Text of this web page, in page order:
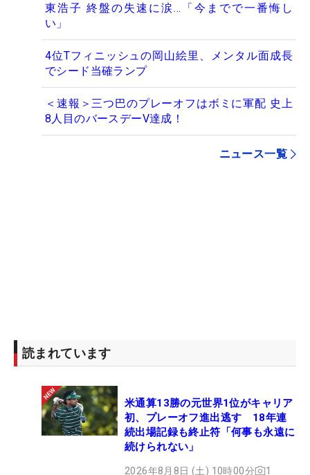
東浩子 終盤の失速に涙…「今までで一番悔し
い」
4位Tフィニッシュの岡山絵里、メンタル面成長
でシード当確ランプ
＜速報＞三つ巴のプレーオフはボミに軍配 史上
8人目のバースデーV達成！
ニュース一覧
読まれています
米通算13勝の元世界1位がキャリア
初、プレーオフ進出逃す 18年連
続出場記録も終止符「何事も永遠に
続けられない」
2026年8月8日 (土) 10時00分 1